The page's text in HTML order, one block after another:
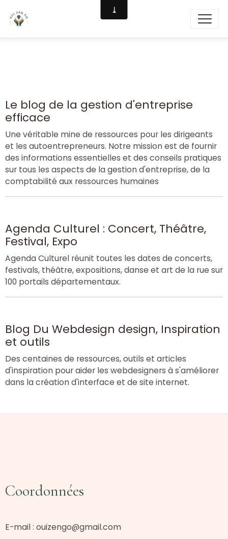
Le blog de la gestion d'entreprise
efficace
Une véritable mine de ressources pour les dirigeants
et les autoentrepreneurs. Notre mission est de fournir
des informations essentielles et des conseils pratiques
sur tous les aspects de la gestion d'entreprise, de la
comptabilité aux ressources humaines
Agenda Culturel : Concert, Théâtre,
Festival, Expo
Agenda Culturel réunit toutes les dates de concerts,
festivals, théâtre, expositions, danse et art de la rue sur
100 portails départementaux.
Blog Du Webdesign design, Inspiration
et outils
Des centaines de ressources, outils et articles
d'inspiration pour aider les webdesigners à s'améliorer
dans la création d'interface et de site internet.
Coordonnées
E-mail : ouizengo@gmail.com